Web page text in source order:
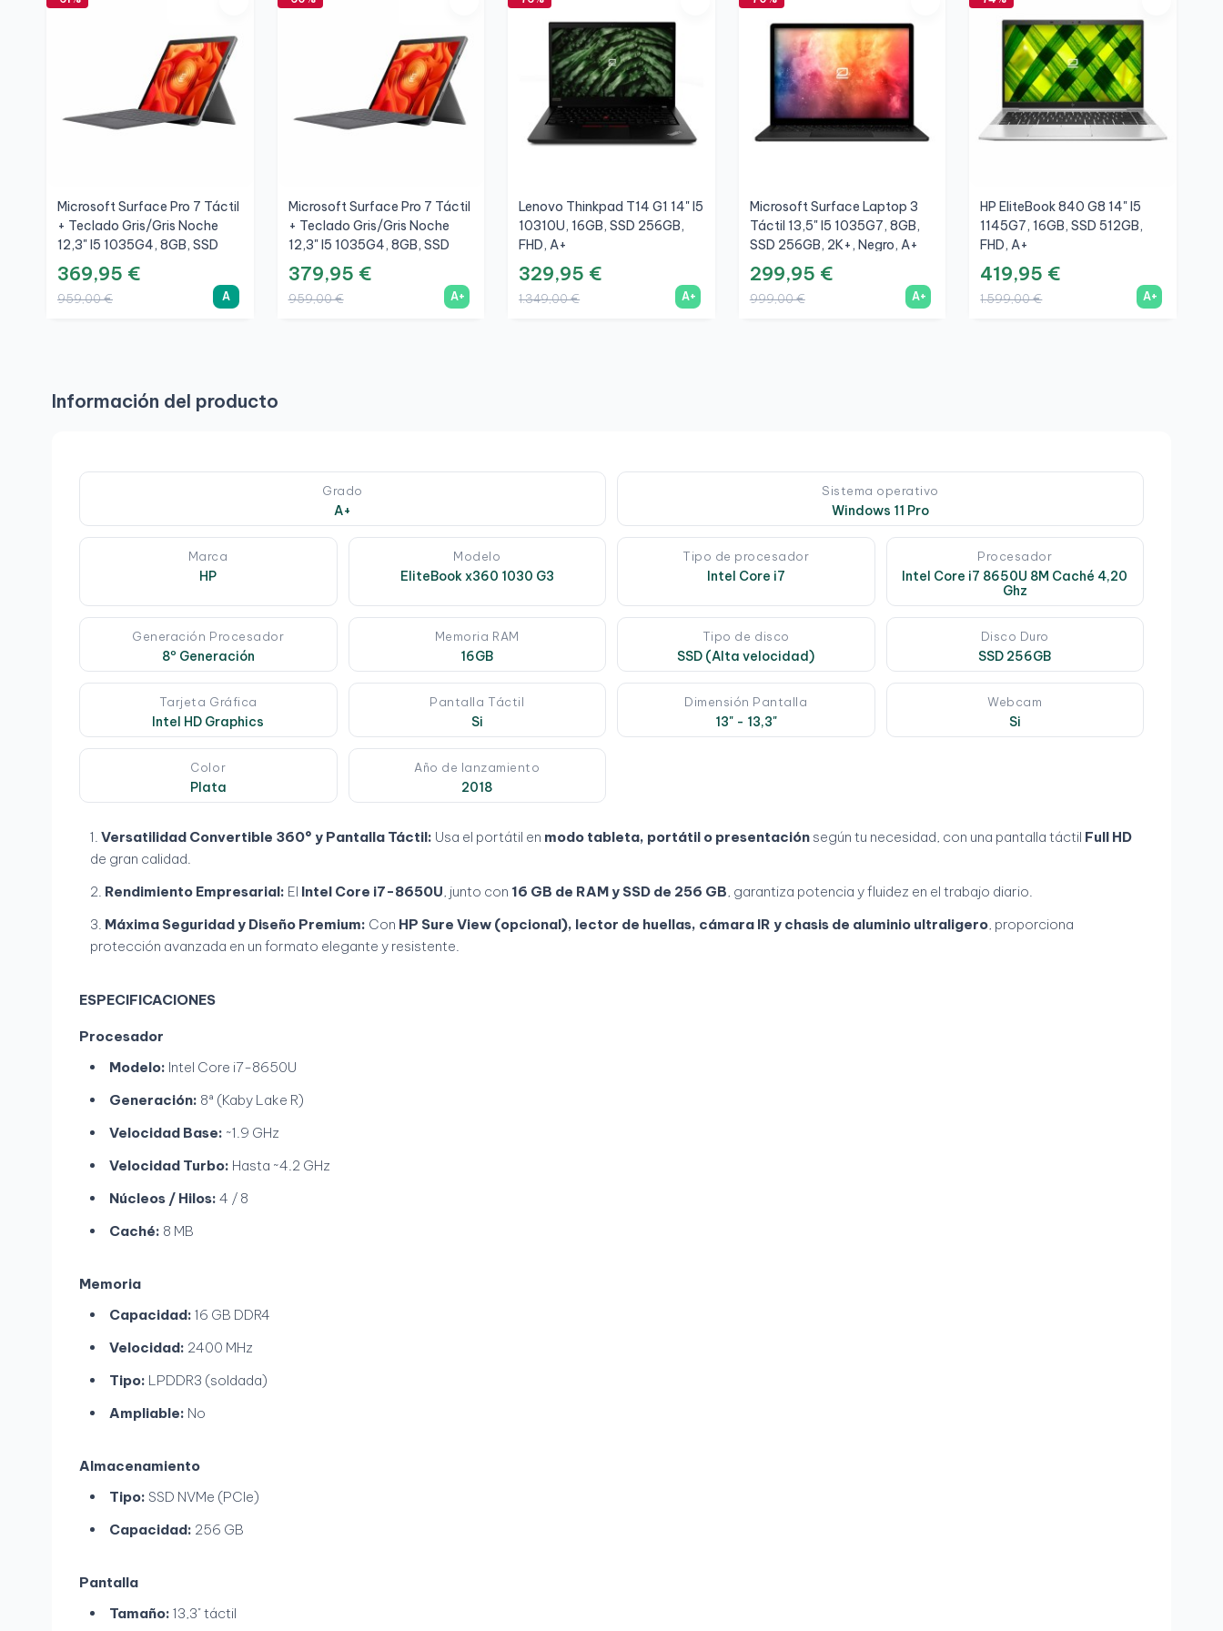
Microsoft Surface Pro 7 Táctil
+ Teclado Gris/Gris Noche
12,3" I5 1035G4, 8GB, SSD
256GB, 3K, A
369,95 €
959,00 € A
Microsoft Surface Pro 7 Táctil
+ Teclado Gris/Gris Noche
12,3" I5 1035G4, 8GB, SSD
256GB, 3K, A+
379,95 €
959,00 € A+
Lenovo Thinkpad T14 G1 14" I5
10310U, 16GB, SSD 256GB,
FHD, A+
329,95 €
1.349,00 € A+
Microsoft Surface Laptop 3
Táctil 13,5" I5 1035G7, 8GB,
SSD 256GB, 2K+, Negro, A+
299,95 €
999,00 € A+
HP EliteBook 840 G8 14" I5
1145G7, 16GB, SSD 512GB,
FHD, A+
419,95 €
1.599,00 € A+
Información del producto
Grado
A+
Sistema operativo
Windows 11 Pro
Marca
HP
Modelo
EliteBook x360 1030 G3
Tipo de procesador
Intel Core i7
Procesador
Intel Core i7 8650U 8M Caché 4,20
Ghz
Generación Procesador
8º Generación
Memoria RAM
16GB
Tipo de disco
SSD (Alta velocidad)
Disco Duro
SSD 256GB
Tarjeta Gráfica
Intel HD Graphics
Pantalla Táctil
Si
Dimensión Pantalla
13" - 13,3"
Webcam
Si
Color
Plata
Año de lanzamiento
2018
Versatilidad Convertible 360° y Pantalla Táctil: Usa el portátil en modo tableta, portátil o presentación según tu necesidad, con una pantalla táctil Full HD
de gran calidad.
Rendimiento Empresarial: El Intel Core i7-8650U, junto con 16 GB de RAM y SSD de 256 GB, garantiza potencia y fluidez en el trabajo diario.
Máxima Seguridad y Diseño Premium: Con HP Sure View (opcional), lector de huellas, cámara IR y chasis de aluminio ultraligero, proporciona
protección avanzada en un formato elegante y resistente.
ESPECIFICACIONES
Procesador
Modelo: Intel Core i7-8650U
Generación: 8ª (Kaby Lake R)
Velocidad Base: ~1.9 GHz
Velocidad Turbo: Hasta ~4.2 GHz
Núcleos / Hilos: 4 / 8
Caché: 8 MB
Memoria
Capacidad: 16 GB DDR4
Velocidad: 2400 MHz
Tipo: LPDDR3 (soldada)
Ampliable: No
Almacenamiento
Tipo: SSD NVMe (PCIe)
Capacidad: 256 GB
Pantalla
Tamaño: 13,3" táctil